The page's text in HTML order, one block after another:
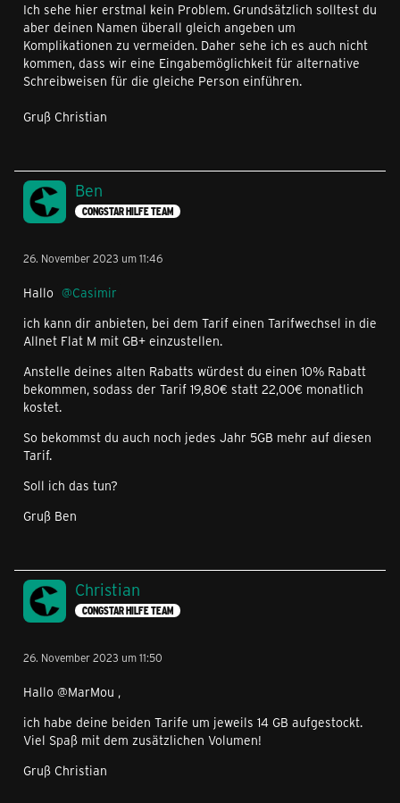
Ich sehe hier erstmal kein Problem. Grundsätzlich solltest du
aber deinen Namen überall gleich angeben um
Komplikationen zu vermeiden. Daher sehe ich es auch nicht
kommen, dass wir eine Eingabemöglichkeit für alternative
Schreibweisen für die gleiche Person einführen.
Gruß Christian
Ben
CONGSTAR HILFE TEAM
26. November 2023 um 11:46
Hallo
Casimir
ich kann dir anbieten, bei dem Tarif einen Tarifwechsel in die
Allnet Flat M mit GB+ einzustellen.
Anstelle deines alten Rabatts würdest du einen 10% Rabatt
bekommen, sodass der Tarif 19,80€ statt 22,00€ monatlich
kostet.
So bekommst du auch noch jedes Jahr 5GB mehr auf diesen
Tarif.
Soll ich das tun?
Gruß Ben
Christian
CONGSTAR HILFE TEAM
26. November 2023 um 11:50
Hallo @MarMou ,
ich habe deine beiden Tarife um jeweils 14 GB aufgestockt.
Viel Spaß mit dem zusätzlichen Volumen!
Gruß Christian